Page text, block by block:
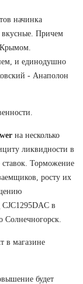
начинка
вкусные. Причем
и единодушно
- Анаполон
на несколько
ликвидности в
ставок. Торможение
росту их
в
Солнечногорск.
в магазине
будет